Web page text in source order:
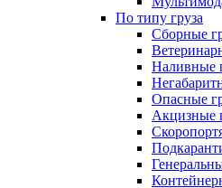
По типу груза
Сборные
Наливные
Опасные
Акцизные